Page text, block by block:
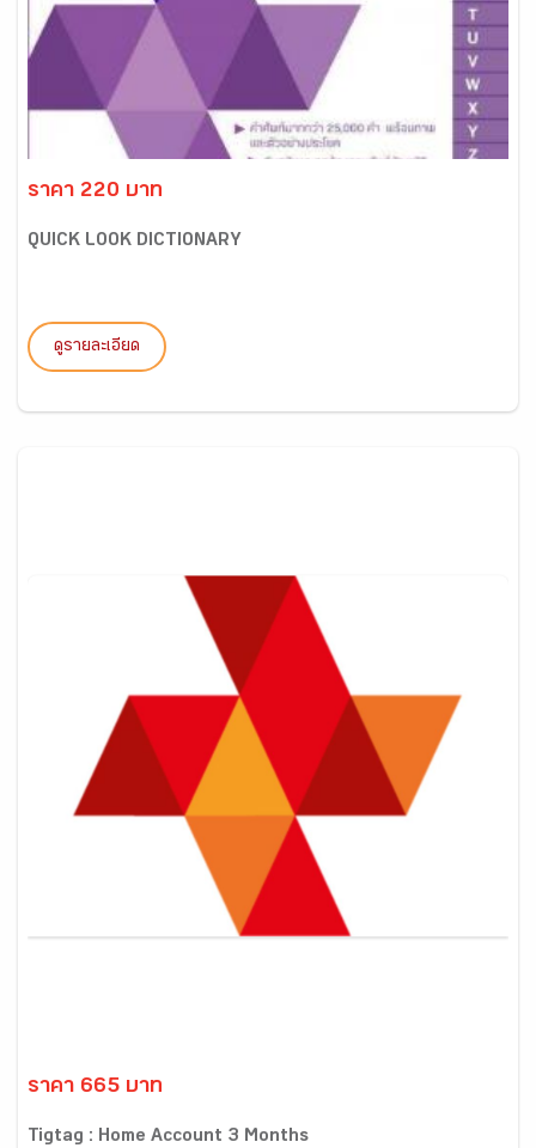
ราคา 220 บาท
QUICK LOOK DICTIONARY
ดูรายละเอียด
ราคา 665 บาท
Tigtag : Home Account 3 Months